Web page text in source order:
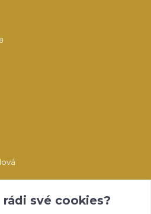
rádi své cookies?